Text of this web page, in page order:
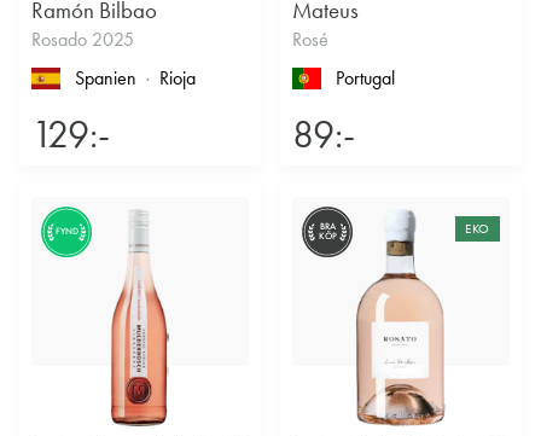
Ramón Bilbao
Rosado 2025
Spanien
Rioja
129:-
Mateus
Rosé
Portugal
89:-
FYND
BRA
KÖP
EKO